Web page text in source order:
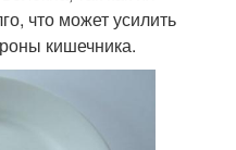
что может усилить
кишечника.